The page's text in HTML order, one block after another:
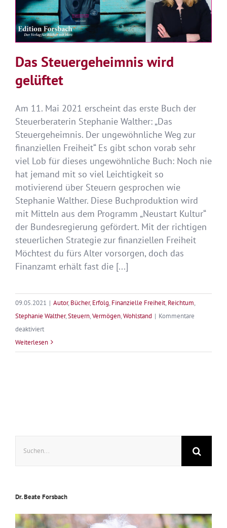
Das Steuergeheimnis wird
gelüftet
Am 11. Mai 2021 erscheint das erste Buch der
Steuerberaterin Stephanie Walther: „Das
Steuergeheimnis. Der ungewöhnliche Weg zur
finanziellen Freiheit“ Es gibt schon vorab sehr
viel Lob für dieses ungewöhnliche Buch: Noch nie
hat jemand mit so viel Leichtigkeit so
motivierend über Steuern gesprochen wie
Stephanie Walther. Diese Buchproduktion wird
mit Mitteln aus dem Programm „Neustart Kultur“
der Bundesregierung gefördert. Mit der richtigen
steuerlichen Strategie zur finanziellen Freiheit
Möchtest du fürs Alter vorsorgen, doch das
Finanzamt erhält fast die [...]
09.05.2021 | Autor, Bücher, Erfolg, Finanzielle Freiheit, Reichtum,
Stephanie Walther,Steuern,Vermögen,Wohlstand | Kommentare
deaktiviertfür
Das
Steuergeheimnis
Weiterlesen
nach:
Dr. Beate Forsbach